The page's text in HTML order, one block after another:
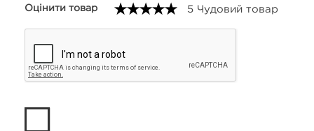
Оцінити товар 5 Чудовий товар